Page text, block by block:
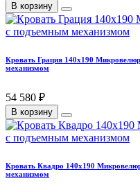
В корзину
Кровать Грация 140х190
механизмом
54 580 ₽
В корзину
Кровать Квадро 140х190
механизмом